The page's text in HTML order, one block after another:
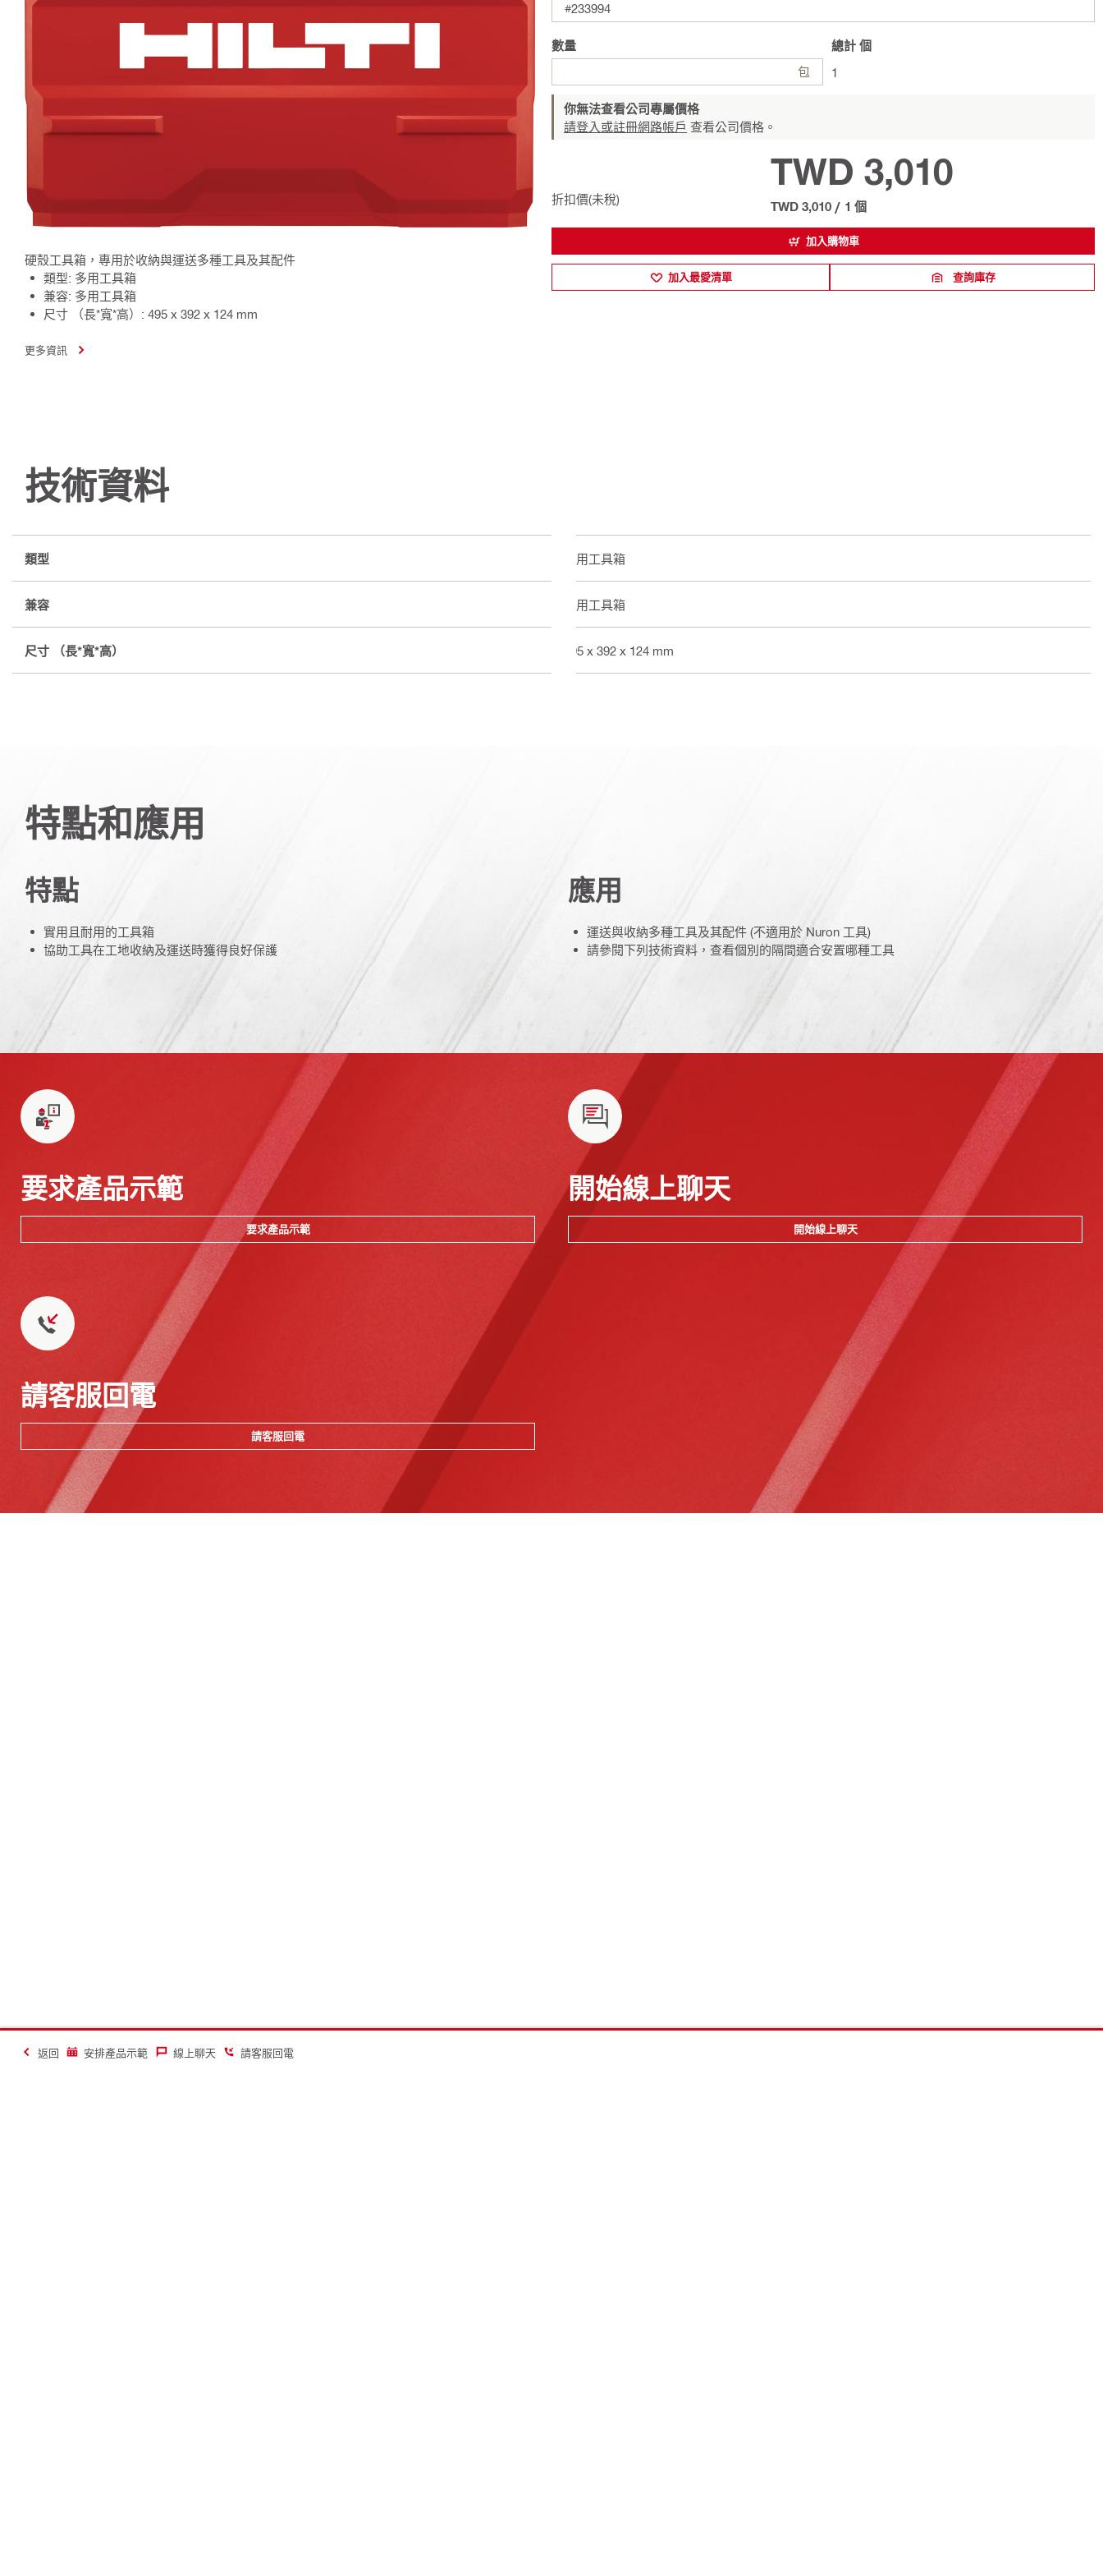
硬殼工具箱，專用於收納與運送多種工具及其配件
類型: 多用工具箱
兼容: 多用工具箱
尺寸 （長*寬*高）: 495 x 392 x 124 mm
更多資訊
#233994
數量
包
總計 個
1
你無法查看公司專屬價格
請登入或註冊網路帳戶 查看公司價格。
折扣價(未稅)
TWD 3,010
TWD 3,010 / 1 個
加入購物車
加入最愛清單 查詢庫存
技術資料
類型 多用工具箱
兼容 多用工具箱
尺寸 （長*寬*高） 495 x 392 x 124 mm
特點和應用
特點
實用且耐用的工具箱
協助工具在工地收納及運送時獲得良好保護
應用
運送與收納多種工具及其配件 (不適用於 Nuron 工具)
請參閱下列技術資料，查看個別的隔間適合安置哪種工具
要求產品示範
要求產品示範
開始線上聊天
開始線上聊天
請客服回電
請客服回電
返回 安排產品示範 線上聊天 請客服回電